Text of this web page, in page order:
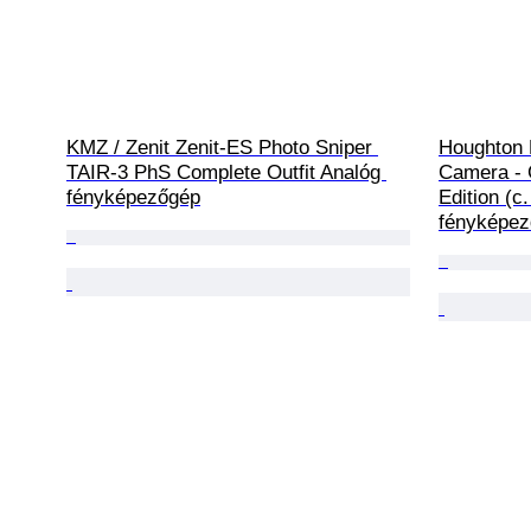
KMZ / Zenit Zenit-ES Photo Sniper
TAIR-3 PhS Complete Outfit Analóg
fényképezőgép
Camera -
Edition